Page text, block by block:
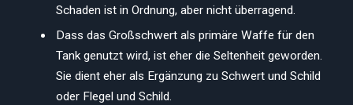
Schaden ist in Ordnung, aber nicht überragend.
Dass das Großschwert als primäre Waffe für den
Tank genutzt wird, ist eher die Seltenheit geworden.
Sie dient eher als Ergänzung zu Schwert und Schild
oder Flegel und Schild.